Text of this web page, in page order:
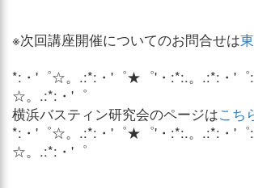
※次回講座開催についてのお問合せは
*:・'゜☆。.:*:・'゜★゜'・:*:.。.:*:・'゜
☆。.:*:・'゜
横浜バスティン研究会のページはこち
*:・'゜☆。.:*:・'゜★゜'・:*:.。.:*:・'゜
☆。.:*:・'゜